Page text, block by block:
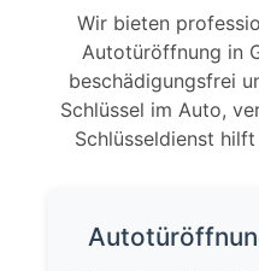
Wir bieten
Autotüröffnung in
beschädigungsfrei
Schlüssel im Auto,
Schlüsseldienst